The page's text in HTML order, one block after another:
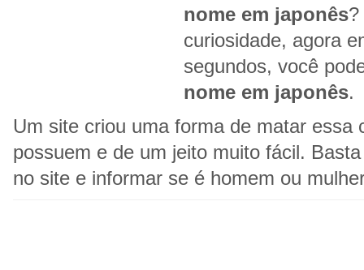
nome em japonês?
curiosidade, agora
segundos, você
nome em japonês.
Um site criou uma forma de matar essa
possuem e de um jeito muito fácil.
no site e informar se é homem ou